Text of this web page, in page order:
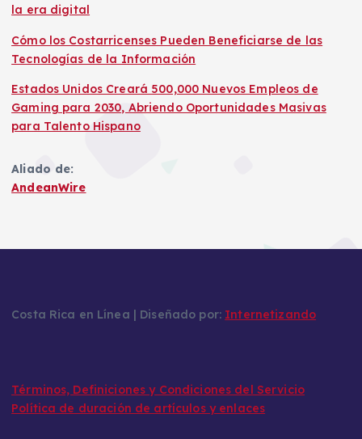
la era digital
Cómo los Costarricenses Pueden Beneficiarse de las
Tecnologías de la Información
Estados Unidos Creará 500,000 Nuevos Empleos de
Gaming para 2030, Abriendo Oportunidades Masivas
para Talento Hispano
Aliado de:
AndeanWire
Costa Rica en Línea | Diseñado por: Internetizando
Términos, Definiciones y Condiciones del Servicio
Política de duración de artículos y enlaces